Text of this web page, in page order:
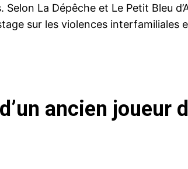
La Dépêche et Le Petit Bleu
sur les violences interfamiliales
ancien joueur